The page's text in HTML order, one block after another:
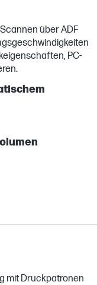
über ADF
PC-
mit Druckpatronen